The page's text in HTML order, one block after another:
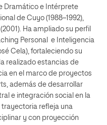
Dramático e Intérprete
de Cuyo (1988–1992),
Ha ampliado su perfil
Personal e Inteligencia
Cela), fortaleciendo su
realizado estancias de
en el marco de proyectos
además de desarrollar
e integración social en la
trayectoria refleja una
y con proyección